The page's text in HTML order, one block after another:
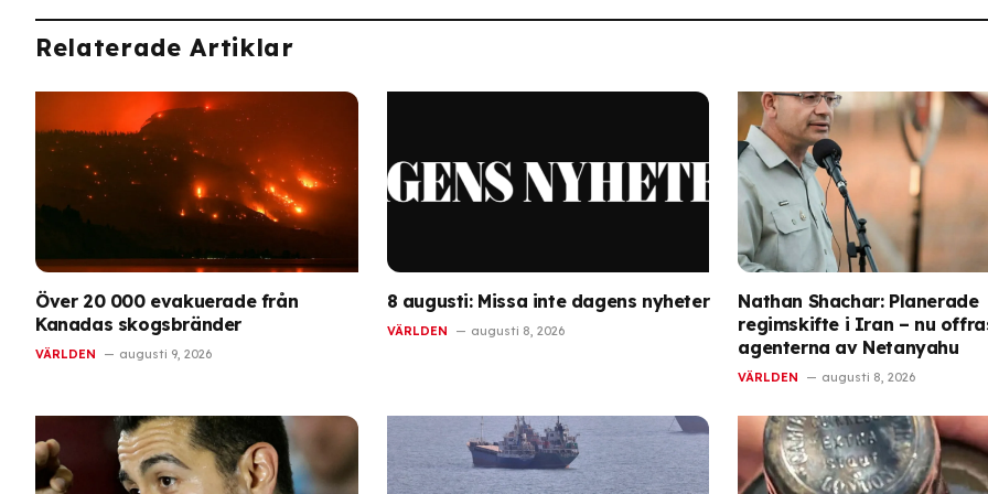
Relaterade Artiklar
Över 20 000 evakuerade från
Kanadas skogsbränder
VÄRLDEN augusti 9, 2026
8 augusti: Missa inte dagens nyheter
VÄRLDEN augusti 8, 2026
Nathan Shachar: Planerade
regimskifte i Iran – nu
agenterna av Netanyahu
VÄRLDEN augusti 8, 2026